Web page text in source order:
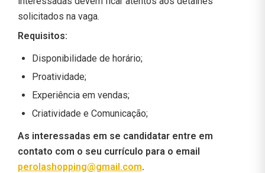
solicitados na vaga.
Requisitos:
Disponibilidade de horário;
Proatividade;
Experiência em vendas;
Criatividade e Comunicação;
As interessadas em se candidatar entre em
contato com o seu currículo para o email
perolashopping@gmail.com.